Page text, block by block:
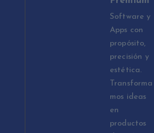
Software y
Apps con
propósito,
precisión y
estética.
Transforma
mos ideas
en
productos